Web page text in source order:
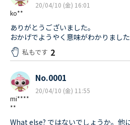
ko**
20/04/10 (金) 16:01
ありがとうございました。
おかげでようやく意味がわかりました
私もです 2
mi****
**
No.0001
20/04/10 (金) 11:55
What else? ではないでしょうか。他